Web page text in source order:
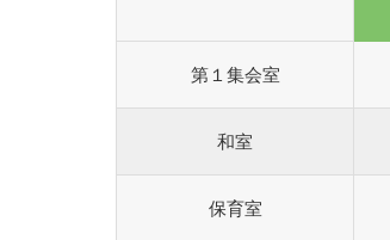
第１集会室
和室
保育室